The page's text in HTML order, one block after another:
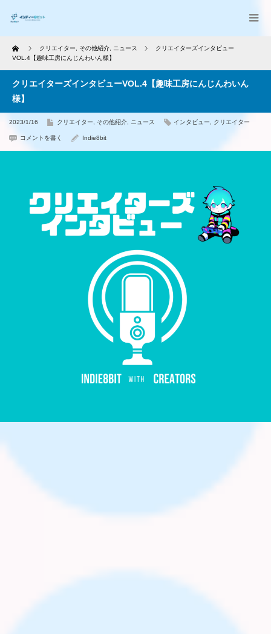
Home クリエイター その他紹介 ニュース
クリエイターズインタビュー
VOL.4【趣味工房にんじんわいん様】
クリエイターズインタビューVOL.4【趣味工房にんじんわいん
様】
2023/1/16 クリエイター その他紹介 ニュース インタビュー クリエイター
コメントを書く Indie8bit